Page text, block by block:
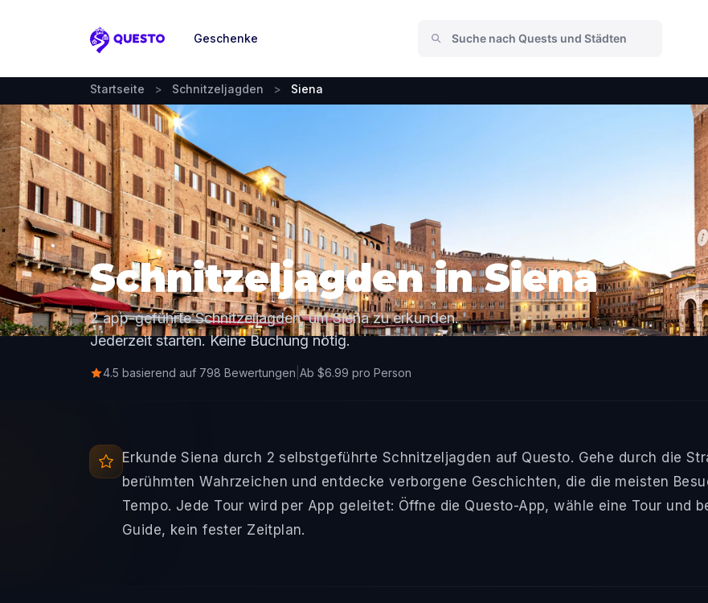
Questo
Geschenke
Startseite > Schnitzeljagden > Siena
Schnitzeljagden in Siena
2 app-geführte Schnitzeljagden, um Siena zu erkunden.
Jederzeit starten. Keine Buchung nötig.
4.5 basierend auf 798 Bewertungen Ab $6.99 pro Person
Erkunde Siena durch 2 selbstgeführte Schnitzeljagden auf Questo. Gehe durch die
berühmten Wahrzeichen und entdecke verborgene Geschichten, die die meisten
Tempo. Jede Tour wird per App geleitet: Öffne die Questo-App, wähle eine Tour und
Guide, kein fester Zeitplan.